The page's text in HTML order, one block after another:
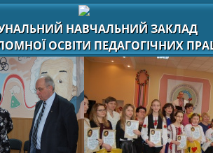
НАВЧАЛЬНИЙ ЗАКЛАД
ОСВІТИ ПЕДАГОГІЧНИХ